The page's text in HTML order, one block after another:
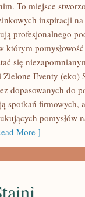
To miejsce
inspiracji
profesjonalnego
którym
się
Eventy (eko)
dopasowanych do
spotkań firmowych,
pomysłów
More ]